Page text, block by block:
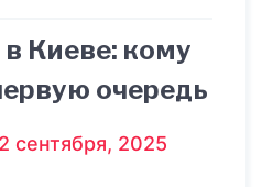
Киеве: кому
очередь
сентября, 2025